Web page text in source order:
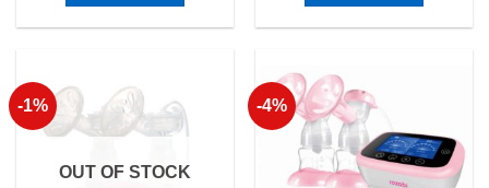
-1%
OUT OF STOCK
-4%